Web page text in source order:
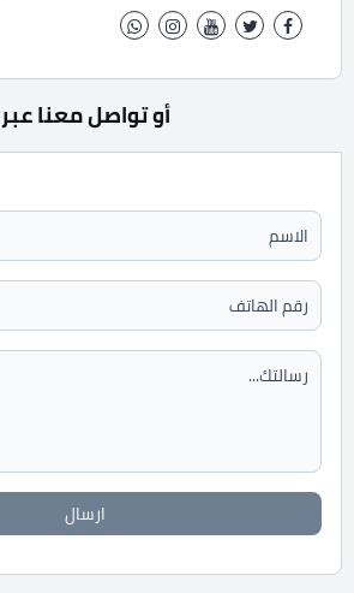
أو تواصل معنا عبر
ارسال